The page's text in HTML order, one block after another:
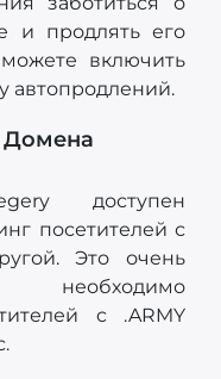
и продлять его
включить
автопродлений.
Домена
доступен
посетителей с
Это очень
c .ARMY